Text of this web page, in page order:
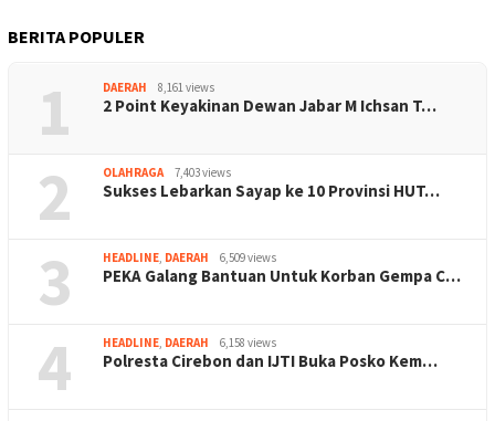
BERITA POPULER
1 DAERAH 8,161 views
2 Point Keyakinan Dewan Jabar M Ichsan T…
2 OLAHRAGA 7,403 views
Sukses Lebarkan Sayap ke 10 Provinsi HUT…
3 HEADLINE, DAERAH 6,509 views
PEKA Galang Bantuan Untuk Korban Gempa C…
4 HEADLINE, DAERAH 6,158 views
Polresta Cirebon dan IJTI Buka Posko Kem…